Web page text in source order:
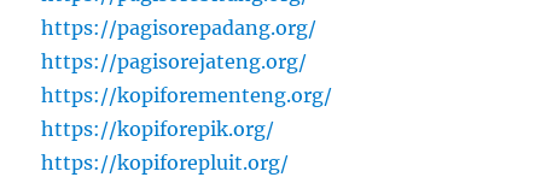
https://pagisorepadang.org/
https://pagisorejateng.org/
https://kopiforementeng.org/
https://kopiforepik.org/
https://kopiforepluit.org/